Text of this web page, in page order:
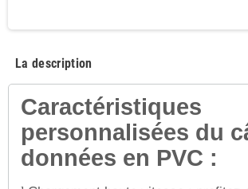
La description
Caractéristiques
personnalisées du
données en PVC :